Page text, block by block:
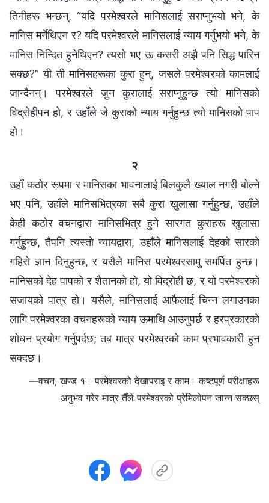
तिनीहरू भन्छन्, “यदि परमेश्‍वरले मानिसलाई सराप्नुभयो भने, के
मानिस मर्नेथिएन र? यदि परमेश्‍वरले मानिसलाई न्याय गर्नुभयो भने, के
मानिस निन्दित हुनेथिएन? त्यसो भए ऊ कसरी अझै पनि सिद्ध पारिन
सक्छ?” यी ती मानिसहरूका कुरा हुन्, जसले परमेश्‍वरको कामलाई
जान्दैनन्। परमेश्‍वरले जुन कुरालाई सराप्नुहुन्छ त्यो मानिसको
विद्रोहीपन हो, र उहाँले जे कुराको न्याय गर्नुहुन्छ त्यो मानिसको पाप
हो।
२
उहाँ कठोर रूपमा र मानिसका भावनालाई बिलकुलै ख्याल नगरी बोल्ने
भए पनि, उहाँले मानिसभित्रका सबै कुरा खुलासा गर्नुहुन्छ, उहाँले
केही कठोर वचनद्वारा मानिसभित्र हुने सारगत कुराहरू खुलासा
गर्नुहुन्छ, तैपनि त्यस्तो न्यायद्वारा, उहाँले मानिसलाई देहको सारको
गहिरो ज्ञान दिनुहुन्छ, र यसैले मानिस परमेश्‍वरसामु समर्पित हुन्छ।
मानिसको देह पापको र शैतानको हो, यो विद्रोही छ, र यो परमेश्‍वरको
सजायको पात्र हो। यसैले, मानिसलाई आफैलाई चिन्‍न लगाउनका
लागि परमेश्‍वरका वचनहरूको न्याय ऊमाथि आउनुपर्छ र हरप्रकारको
शोधन प्रयोग गर्नुपर्दछ; तब मात्र परमेश्‍वरको काम प्रभावकारी हुन
सक्दछ।
—वचन, खण्ड १। परमेश्‍वरको देखापराइ र काम। कष्टपूर्ण परीक्षाहरू
अनुभव गरेर मात्र तैँले परमेश्‍वरको प्रेमिलोपन जान्न सक्छस्